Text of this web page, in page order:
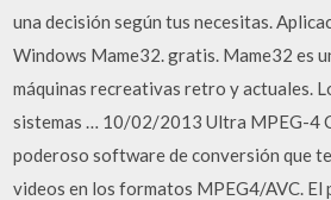
una decisión según tus necesitas.
Windows Mame32. gratis. Mame32 es
máquinas recreativas retro y actuales.
sistemas … 10/02/2013 Ultra MPEG-4
poderoso software de conversión que
videos en los formatos MPEG4/AVC. El